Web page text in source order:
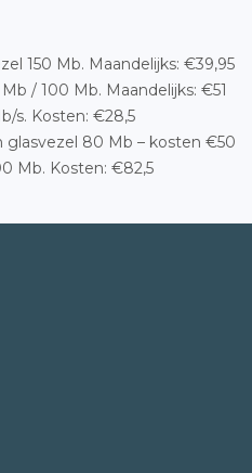
150 Mb. Maandelijks: €39,95
/ 100 Mb. Maandelijks: €51
s. Kosten: €28,5
glasvezel 80 Mb – kosten €50
Mb. Kosten: €82,5